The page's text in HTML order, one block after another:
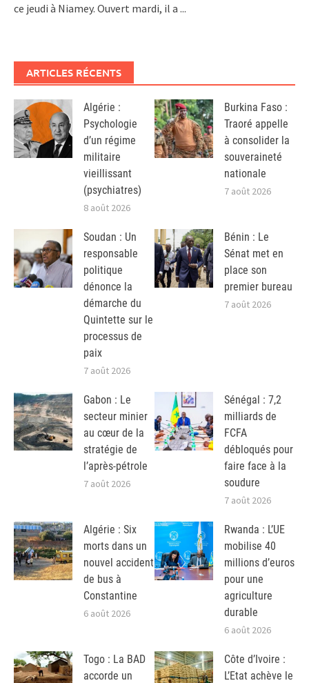
ce jeudi à Niamey. Ouvert mardi, il a ...
ARTICLES RÉCENTS
Algérie :
Psychologie
d’un régime
militaire
vieillissant
(psychiatres)
8 août 2026
Burkina Faso :
Traoré appelle
à consolider la
souveraineté
nationale
7 août 2026
Soudan : Un
responsable
politique
dénonce la
démarche du
Quintette sur le
processus de
paix
7 août 2026
Bénin : Le
Sénat met en
place son
premier bureau
7 août 2026
Gabon : Le
secteur minier
au cœur de la
stratégie de
l’après-pétrole
7 août 2026
Sénégal : 7,2
milliards de
FCFA
débloqués pour
faire face à la
soudure
7 août 2026
Algérie : Six
morts dans un
nouvel accident
de bus à
Constantine
6 août 2026
Rwanda : L’UE
mobilise 40
millions d’euros
pour une
agriculture
durable
6 août 2026
Togo : La BAD
accorde un
Côte d’Ivoire :
L’Etat achève le